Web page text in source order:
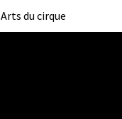
Arts du cirque